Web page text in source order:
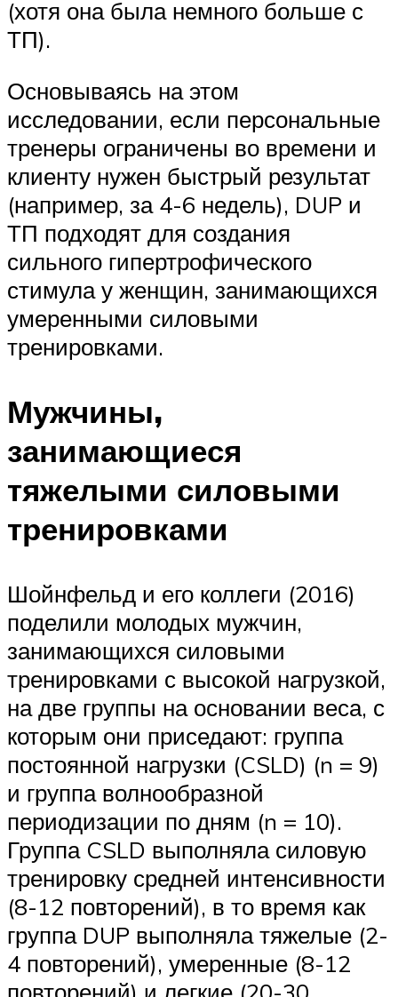
(хотя она была немного больше с
ТП).
Основываясь на этом
исследовании, если персональные
тренеры ограничены во времени и
клиенту нужен быстрый результат
(например, за 4-6 недель), DUP и
ТП подходят для создания
сильного гипертрофического
стимула у женщин, занимающихся
умеренными силовыми
тренировками.
Мужчины,
занимающиеся
тяжелыми силовыми
тренировками
Шойнфельд и его коллеги (2016)
поделили молодых мужчин,
занимающихся силовыми
тренировками с высокой нагрузкой,
на две группы на основании веса, с
которым они приседают: группа
постоянной нагрузки (CSLD) (n = 9)
и группа волнообразной
периодизации по дням (n = 10).
Группа CSLD выполняла силовую
тренировку средней интенсивности
(8-12 повторений), в то время как
группа DUP выполняла тяжелые (2-
4 повторений), умеренные (8-12